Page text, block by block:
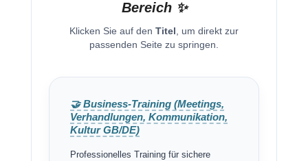
Bereich ✨
Klicken Sie auf den Titel , um direkt zur
passenden Seite zu springen.
🤝 Business-Training (Meetings,
Verhandlungen, Kommunikation,
Kultur GB/DE)
Professionelles Training für sichere